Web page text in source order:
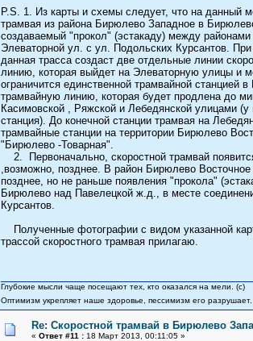
P.S. 1. Из карты и схемы следует, что на данный
трамвая из района Бирюлево Западное в
создаваемый "прокол" (эстакаду) между
Элеваторной ул. с ул. Подольских Курсантов.
данная трасса создаст две отдельные линии
линию, которая выйдет на Элеваторную улицы и
ограничится единственной трамвайной станцией
трамвайную линию, которая будет продлена до
Касимовской , Ряжской и Лебедянской улицами
станция). До конечной станции трамвая на
трамвайные станции на территории Бирюлево
"Бирюлево -Товарная".
2. Первоначально, скоростной трамвай
,возможно, позднее. В район Бирюлево Восточное
позднее, но не раньше появления "прокола"
Бирюлево над Павелецкой ж.д., в месте
Курсантов.
Полученные фотографии с видом указанной
трассой скоростного трамвая прилагаю.
Глубокие мысли чаще посещают тех, кто оказался на мели. (c)
Оптимизм укрепляет наше здоровье, пессимизм его
Re: Скоростной трамвай в Бирюлево
« Ответ #11 : 18 Март 2013, 00:11:05 »